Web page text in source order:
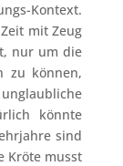
Kontext.
mit Zeug
nur um die
zu können,
könnte
sind
Kröte musst